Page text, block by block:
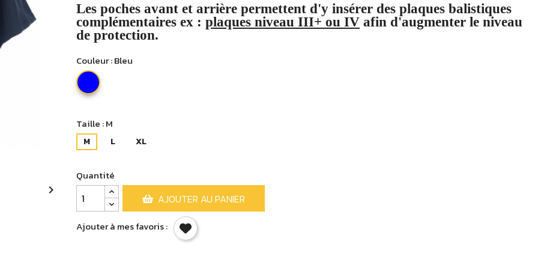

Les poches avant et arrière permettent d'y insérer des plaques balistiques
complémentaires ex : plaques niveau III+ ou IV afin d'augmenter le niveau
de protection.
Couleur : Bleu
Bleu
Taille : M
M L XL
Quantité
AJOUTER AU PANIER
Ajouter à mes favoris :